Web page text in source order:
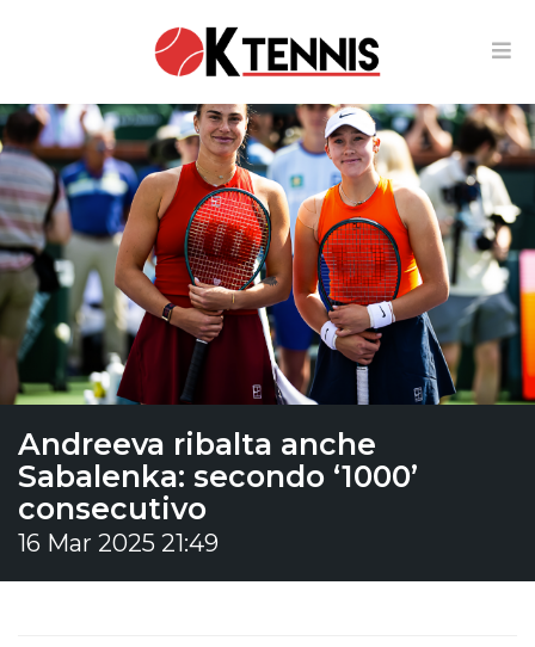
Andreeva ribalta anche
Sabalenka: secondo ‘1000’
consecutivo
16 Mar 2025 21:49